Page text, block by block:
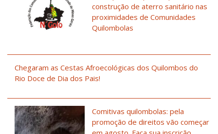
construção de aterro sanitário nas
proximidades de Comunidades
Quilombolas
Chegaram as Cestas Afroecológicas dos Quilombos do
Rio Doce de Dia dos Pais!
Comitivas quilombolas: pela
promoção de direitos vão começar